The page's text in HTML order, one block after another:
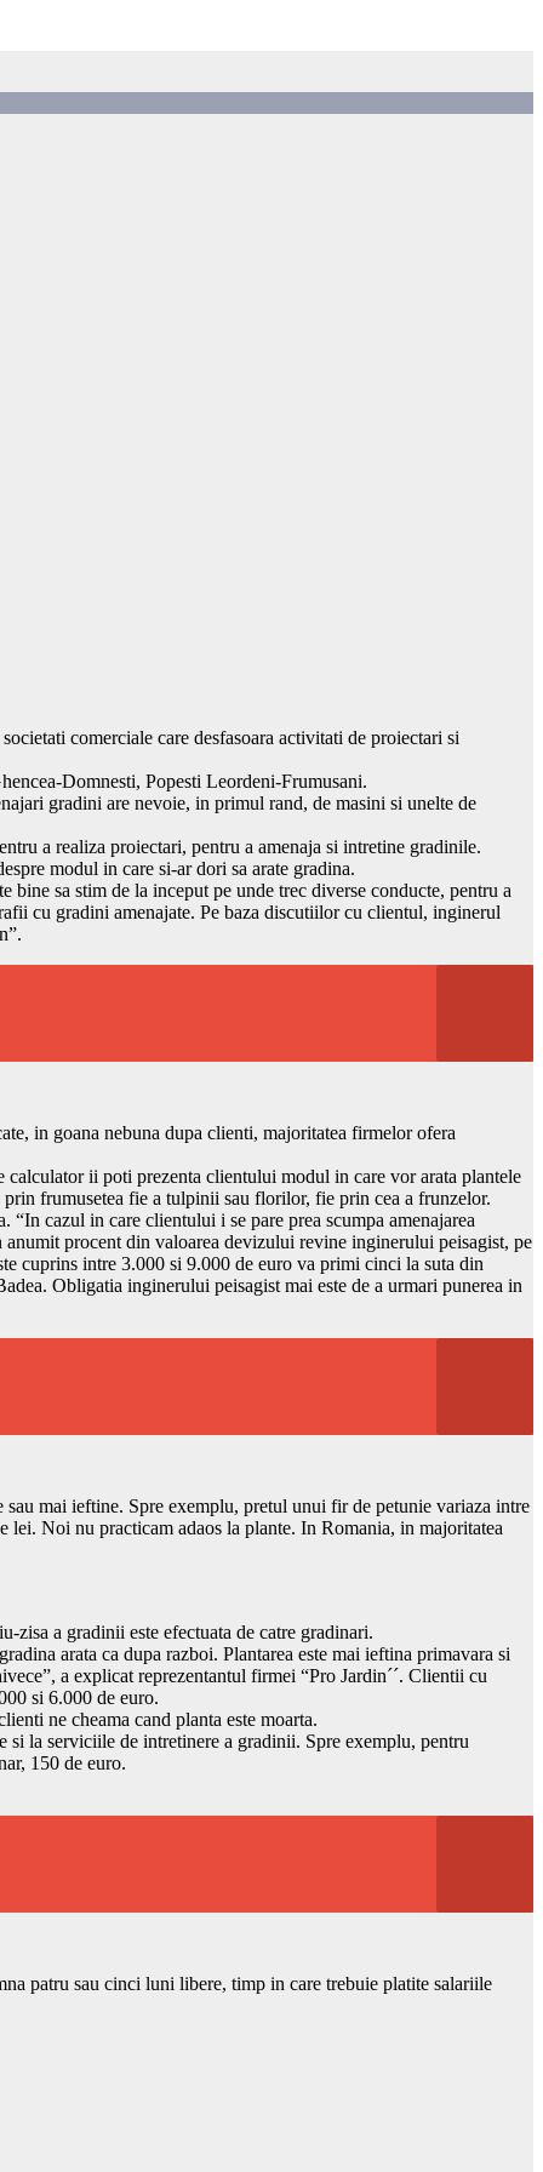
comerciale care desfasoara activitati de proiectari si
Domnesti, Popesti Leordeni-Frumusani.
gradini are nevoie, in primul rand, de masini si unelte de
a realiza proiectari, pentru a amenaja si intretine gradinile.
modul in care si-ar dori sa arate gradina.
bine sa stim de la inceput pe unde trec diverse conducte, pentru a
cu gradini amenajate. Pe baza discutiilor cu clientul, inginerul
in goana nebuna dupa clienti, majoritatea firmelor ofera
calculator ii poti prezenta clientului modul in care vor arata plantele
frumusetea fie a tulpinii sau florilor, fie prin cea a frunzelor.
cazul in care clientului i se pare prea scumpa amenajarea
procent din valoarea devizului revine inginerului peisagist, pe
cuprins intre 3.000 si 9.000 de euro va primi cinci la suta din
Obligatia inginerului peisagist mai este de a urmari punerea in
mai ieftine. Spre exemplu, pretul unui fir de petunie variaza intre
lei. Noi nu practicam adaos la plante. In Romania, in majoritatea
zisa a gradinii este efectuata de catre gradinari.
arata ca dupa razboi. Plantarea este mai ieftina primavara si
a explicat reprezentantul firmei “Pro Jardin´´. Clientii cu
si 6.000 de euro.
ne cheama cand planta este moarta.
si la serviciile de intretinere a gradinii. Spre exemplu, pentru
150 de euro.
patru sau cinci luni libere, timp in care trebuie platite salariile